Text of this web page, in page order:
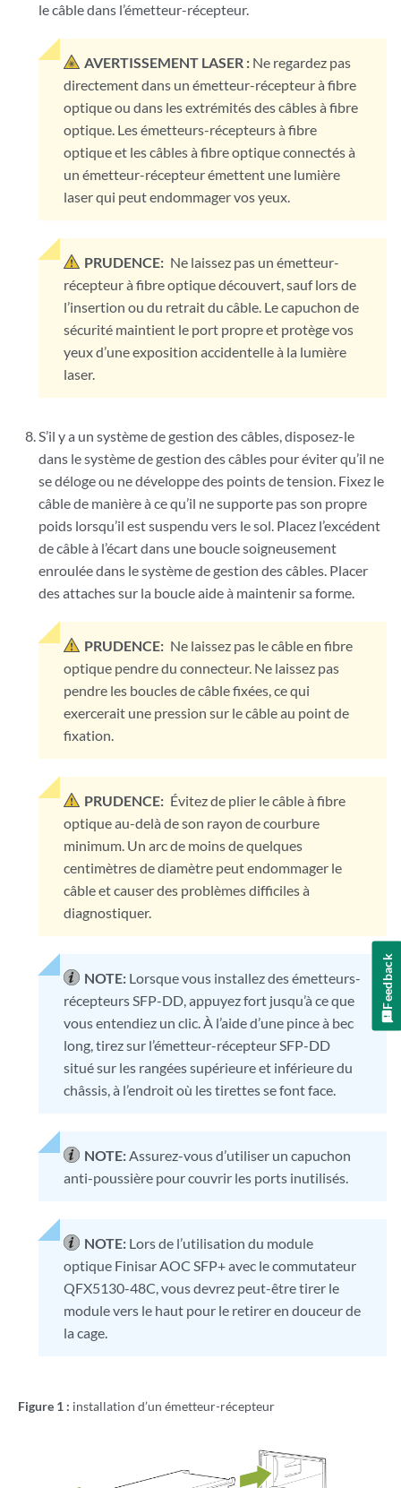
le câble dans l’émetteur-récepteur.
AVERTISSEMENT LASER : Ne regardez pas
directement dans un émetteur-récepteur à fibre
optique ou dans les extrémités des câbles à fibre
optique. Les émetteurs-récepteurs à fibre
optique et les câbles à fibre optique connectés à
un émetteur-récepteur émettent une lumière
laser qui peut endommager vos yeux.
PRUDENCE: Ne laissez pas un émetteur-
récepteur à fibre optique découvert, sauf lors de
l’insertion ou du retrait du câble. Le capuchon de
sécurité maintient le port propre et protège vos
yeux d’une exposition accidentelle à la lumière
laser.
S’il y a un système de gestion des câbles, disposez-le
dans le système de gestion des câbles pour éviter qu’il ne
se déloge ou ne développe des points de tension. Fixez le
câble de manière à ce qu’il ne supporte pas son propre
poids lorsqu’il est suspendu vers le sol. Placez l’excédent
de câble à l’écart dans une boucle soigneusement
enroulée dans le système de gestion des câbles. Placer
des attaches sur la boucle aide à maintenir sa forme.
PRUDENCE: Ne laissez pas le câble en fibre
optique pendre du connecteur. Ne laissez pas
pendre les boucles de câble fixées, ce qui
exercerait une pression sur le câble au point de
fixation.
PRUDENCE: Évitez de plier le câble à fibre
optique au-delà de son rayon de courbure
minimum. Un arc de moins de quelques
centimètres de diamètre peut endommager le
câble et causer des problèmes difficiles à
diagnostiquer.
NOTE: Lorsque vous installez des émetteurs-
récepteurs SFP-DD, appuyez fort jusqu’à ce que
vous entendiez un clic. À l’aide d’une pince à bec
long, tirez sur l’émetteur-récepteur SFP-DD
situé sur les rangées supérieure et inférieure du
châssis, à l’endroit où les tirettes se font face.
NOTE:Assurez-vous d’utiliser un capuchon
anti-poussière pour couvrir les ports inutilisés.
NOTE: Lors de l’utilisation du module
optique Finisar AOC SFP+ avec le commutateur
QFX5130-48C, vous devrez peut-être tirer le
module vers le haut pour le retirer en douceur de
la cage.
Figure 1 : installation d’un émetteur-récepteur
Feedback